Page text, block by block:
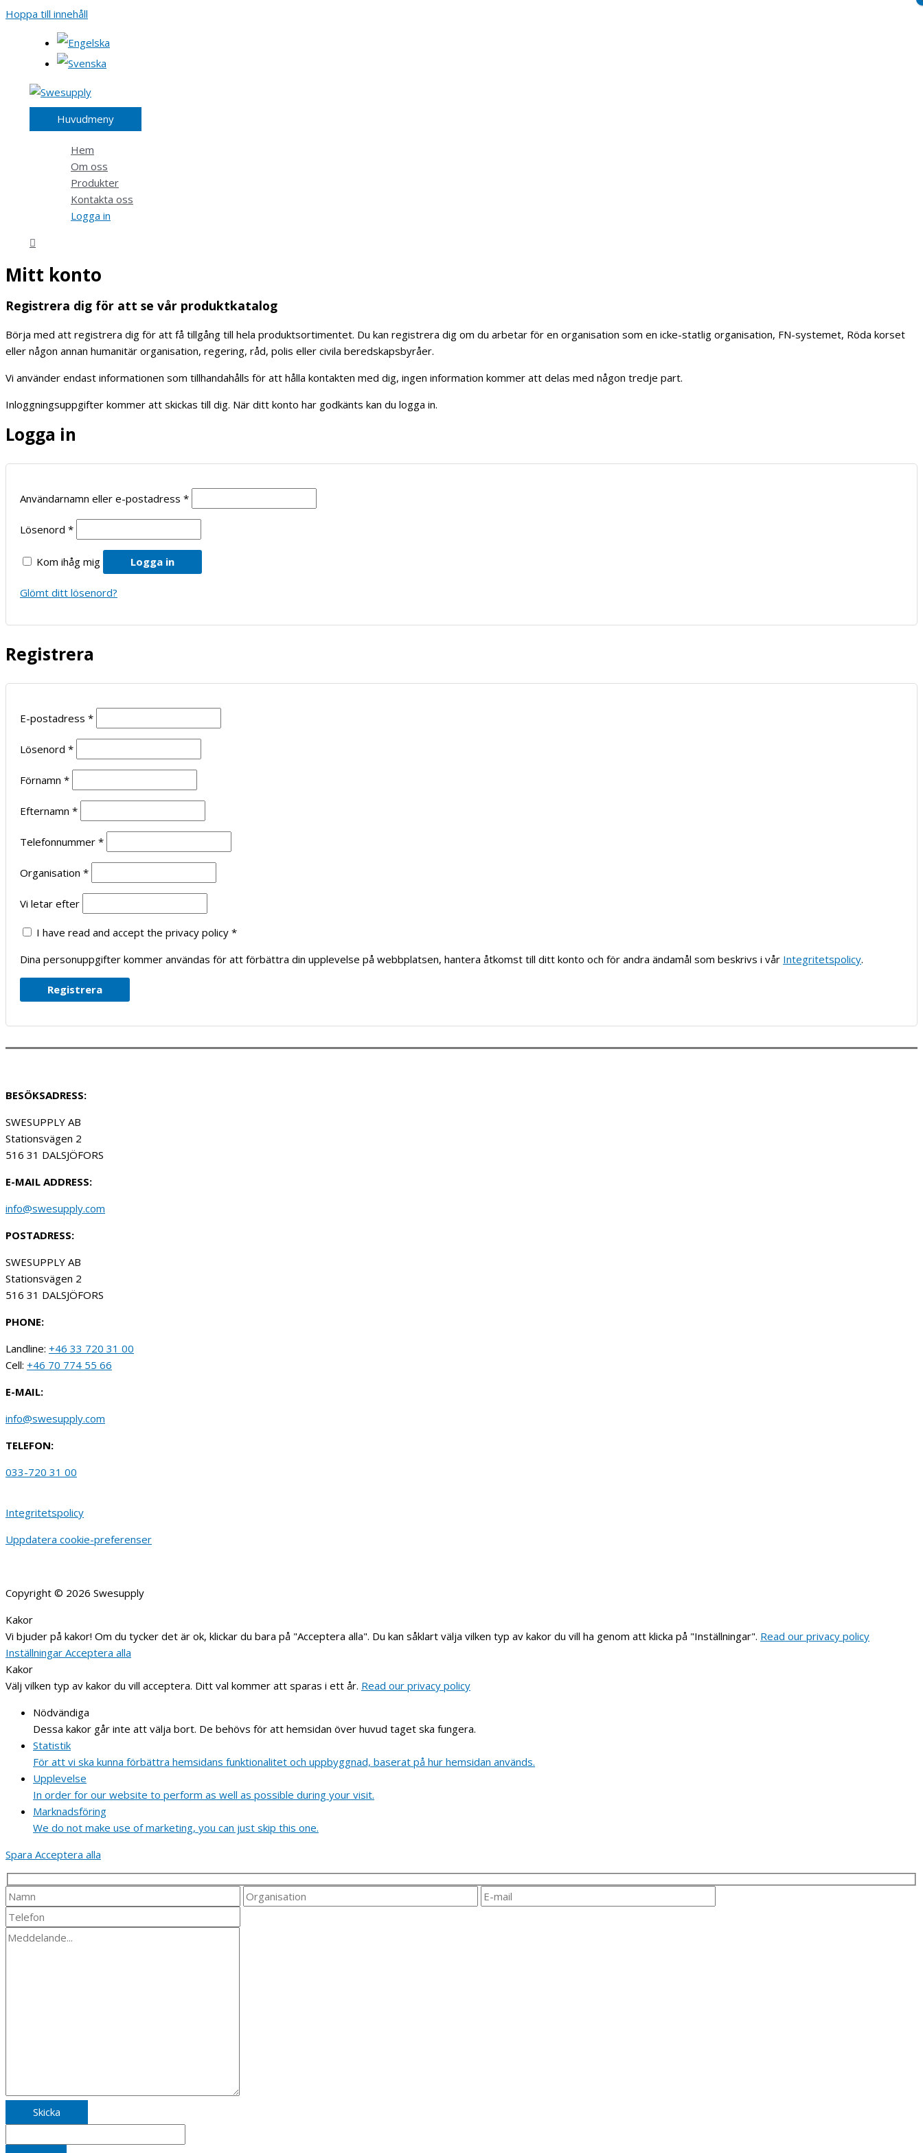
Hoppa till innehåll
Huvudmeny
Hem
Om oss
Produkter
Kontakta oss
Logga in
Mitt konto
Registrera dig för att se vår produktkatalog
Börja med att registrera dig för att få tillgång till hela produktsortimentet. Du kan registrera dig om du arbetar för en organisation som en icke-statlig organisation, FN-systemet, Röda korset
eller någon annan humanitär organisation, regering, råd, polis eller civila beredskapsbyråer.
Vi använder endast informationen som tillhandahålls för att hålla kontakten med dig, ingen information kommer att delas med någon tredje part.
Inloggningsuppgifter kommer att skickas till dig. När ditt konto har godkänts kan du logga in.
Logga in
Användarnamn eller e-postadress *
Lösenord *
Kom ihåg mig Logga in
Glömt ditt lösenord?
Registrera
E-postadress *
Lösenord *
Förnamn *
Efternamn *
Telefonnummer *
Organisation *
Vi letar efter
I have read and accept the privacy policy *
Dina personuppgifter kommer användas för att förbättra din upplevelse på webbplatsen, hantera åtkomst till ditt konto och för andra ändamål som beskrivs i vår Integritetspolicy.
Registrera
BESÖKSADRESS:
SWESUPPLY AB
Stationsvägen 2
516 31 DALSJÖFORS
E-MAIL ADDRESS:
info@swesupply.com
POSTADRESS:
SWESUPPLY AB
Stationsvägen 2
516 31 DALSJÖFORS
PHONE:
Landline: +46 33 720 31 00
Cell: +46 70 774 55 66
E-MAIL:
info@swesupply.com
TELEFON:
033-720 31 00
Integritetspolicy
Uppdatera cookie-preferenser
Copyright © 2026 Swesupply
Kakor
Vi bjuder på kakor! Om du tycker det är ok, klickar du bara på "Acceptera alla". Du kan såklart välja vilken typ av kakor du vill ha genom att klicka på "Inställningar". Read our privacy policy
Inställningar Acceptera alla
Kakor
Välj vilken typ av kakor du vill acceptera. Ditt val kommer att sparas i ett år. Read our privacy policy
Nödvändiga
Dessa kakor går inte att välja bort. De behövs för att hemsidan över huvud taget ska fungera.
Statistik
För att vi ska kunna förbättra hemsidans funktionalitet och uppbyggnad, baserat på hur hemsidan används.
Upplevelse
In order for our website to perform as well as possible during your visit.
Marknadsföring
We do not make use of marketing, you can just skip this one.
Spara Acceptera alla